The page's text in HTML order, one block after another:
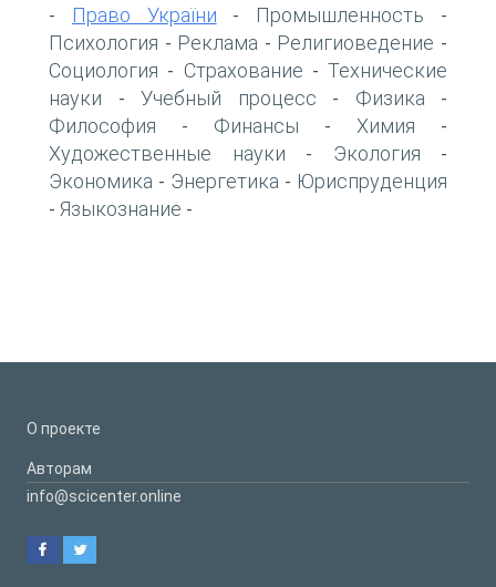
- Право України - Промышленность -
Психология - Реклама - Религиоведение -
Социология - Страхование - Технические
науки - Учебный процесс - Физика -
Философия - Финансы - Химия -
Художественные науки - Экология -
Экономика - Энергетика - Юриспруденция
- Языкознание -
О проекте
Авторам
info@scicenter.online